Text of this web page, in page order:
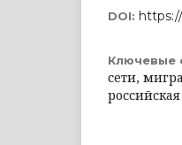
DOI:
Ключевые
сети,